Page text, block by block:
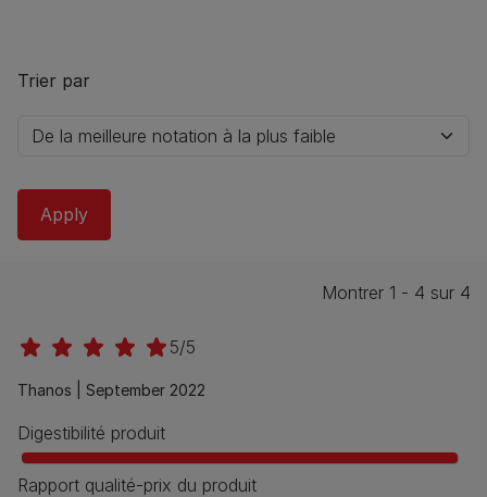
Trier par
Montrer 1 - 4 sur 4
5/5
Thanos | September 2022
Digestibilité produit
Rapport qualité-prix du produit